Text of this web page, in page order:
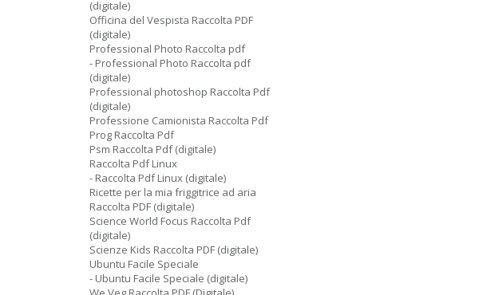
(digitale)
Officina del Vespista Raccolta PDF
(digitale)
Professional Photo Raccolta pdf
- Professional Photo Raccolta pdf
(digitale)
Professional photoshop Raccolta Pdf
(digitale)
Professione Camionista Raccolta Pdf
Prog Raccolta Pdf
Psm Raccolta Pdf (digitale)
Raccolta Pdf Linux
- Raccolta Pdf Linux (digitale)
Ricette per la mia friggitrice ad aria
Raccolta PDF (digitale)
Science World Focus Raccolta Pdf
(digitale)
Scienze Kids Raccolta PDF (digitale)
Ubuntu Facile Speciale
- Ubuntu Facile Speciale (digitale)